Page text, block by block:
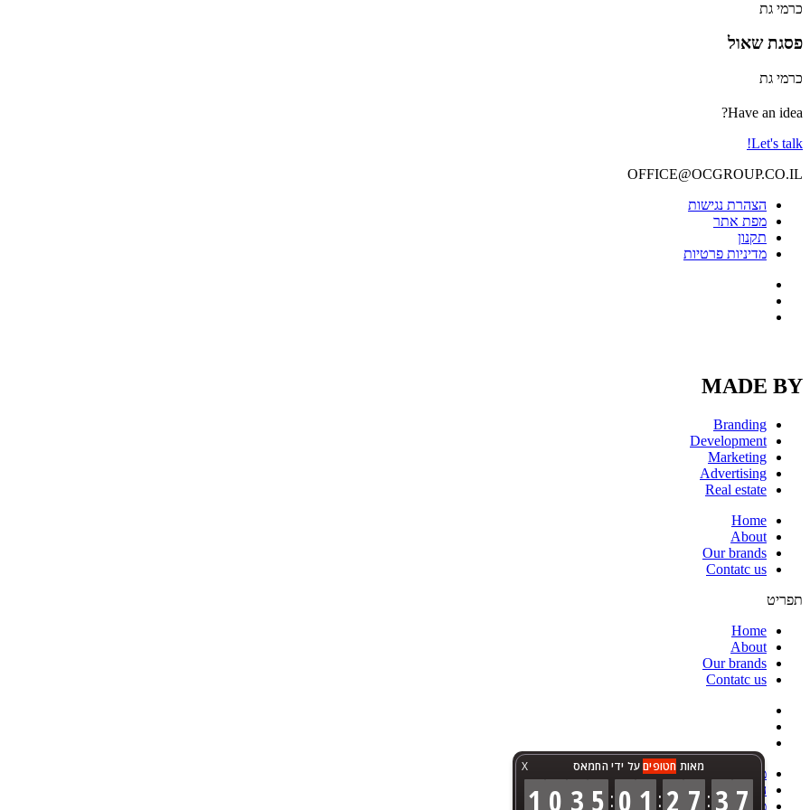
X מאות חטופיםעל ידי החמאס
1 0 3 5 : 0 1 : 2 7 : 3 7
כרמי גת
פסגת שאול
כרמי גת
Have an idea?
Let's talk!
OFFICE@OCGROUP.CO.IL
הצהרת נגישות
מפת אתר
תקנון
מדיניות פרטיות
MADE BY
Branding
Development
Marketing
Advertising
Real estate
Home
About
Our brands
Contatc us
תפריט
Home
About
Our brands
Contatc us
מפת אתר
הצהרת נגישות
מדיניות